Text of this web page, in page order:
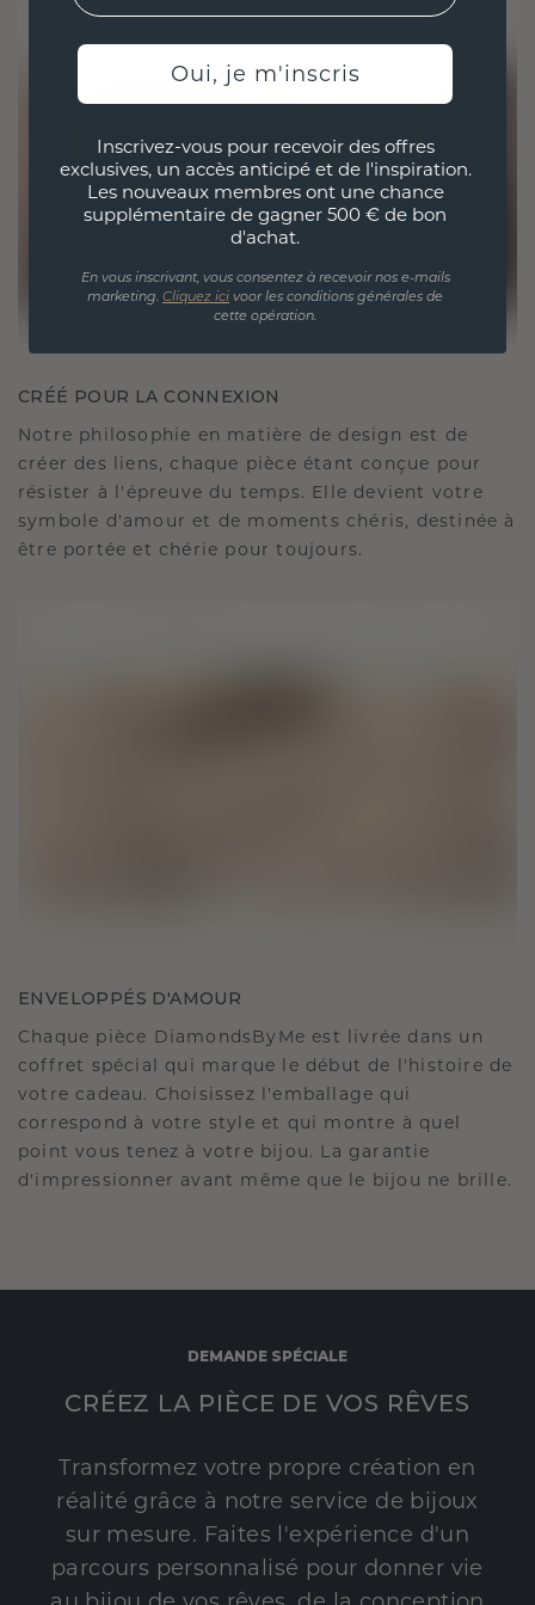
CRÉÉ POUR LA CONNEXION
Notre philosophie en matière de design est de
créer des liens, chaque pièce étant conçue pour
résister à l'épreuve du temps. Elle devient votre
symbole d'amour et de moments chéris, destinée à
être portée et chérie pour toujours.
ENVELOPPÉS D'AMOUR
Chaque pièce DiamondsByMe est livrée dans un
coffret spécial qui marque le début de l'histoire de
votre cadeau. Choisissez l'emballage qui
correspond à votre style et qui montre à quel
point vous tenez à votre bijou. La garantie
d'impressionner avant même que le bijou ne brille.
DEMANDE SPÉCIALE
CRÉEZ LA PIÈCE DE VOS RÊVES
Transformez votre propre création en
réalité grâce à notre service de bijoux
sur mesure. Faites l'expérience d'un
parcours personnalisé pour donner vie
Oui, je m'inscris
Inscrivez-vous pour recevoir des offres
exclusives, un accès anticipé et de l'inspiration.
Les nouveaux membres ont une chance
supplémentaire de gagner 500 € de bon
d'achat.
En vous inscrivant, vous consentez à recevoir nos e-mails
marketing. Cliquez ici voor les conditions générales de
cette opération.